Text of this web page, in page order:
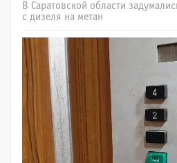
В Саратовской области
с дизеля на метан